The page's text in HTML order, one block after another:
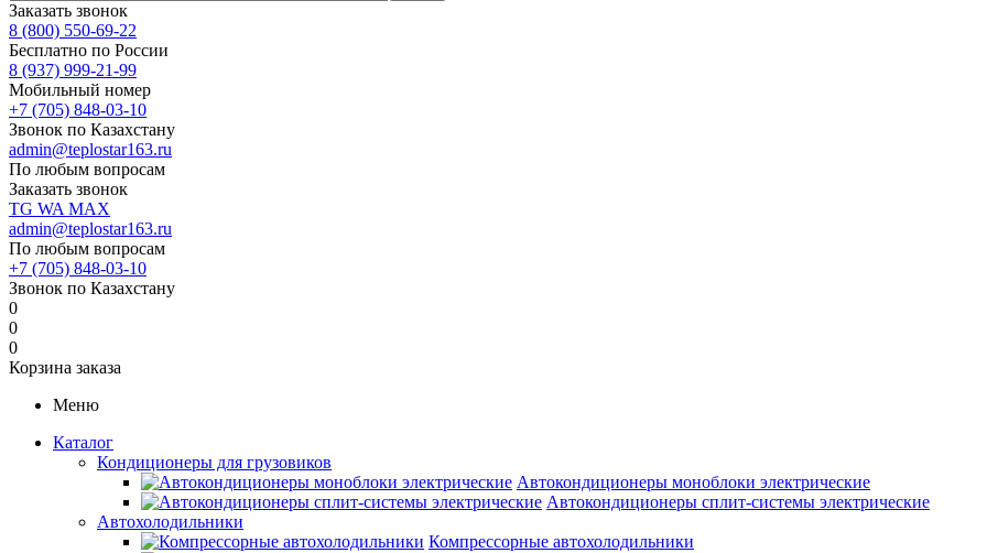
Заказать звонок
8 (800) 550-69-22
Бесплатно по России
8 (937) 999-21-99
Мобильный номер
+7 (705) 848-03-10
Звонок по Казахстану
admin@teplostar163.ru
По любым вопросам
Заказать звонок
TG WA MAX
admin@teplostar163.ru
По любым вопросам
+7 (705) 848-03-10
Звонок по Казахстану
0
0
0
Корзина заказа
Меню
Каталог
Кондиционеры для грузовиков
Автокондиционеры моноблоки электрические
Автокондиционеры сплит-системы электрические
Автохолодильники
Компрессорные автохолодильники